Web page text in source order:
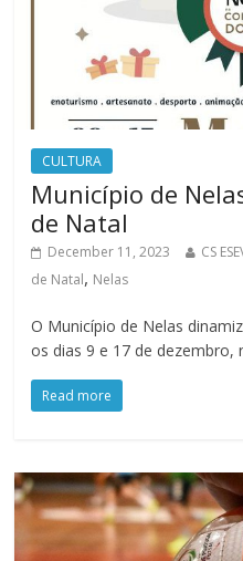
CULTURA
Município de
de Natal
December 11, 2023 CS
de Natal, Nelas
O Município de Nelas
os dias 9 e 17 de dezembro,
Read more